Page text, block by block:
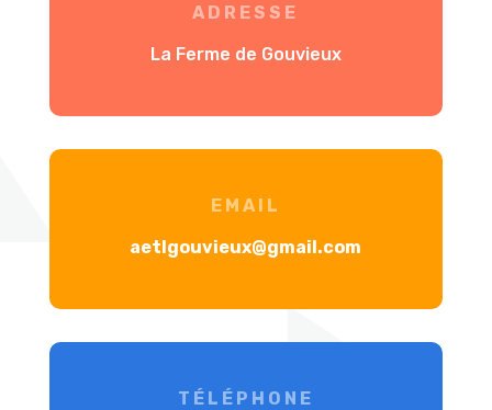
ADRESSE
La Ferme de Gouvieux
EMAIL
aetlgouvieux@gmail.com
TÉLÉPHONE